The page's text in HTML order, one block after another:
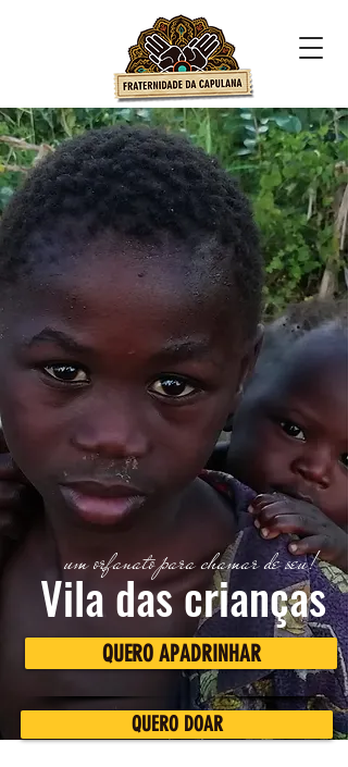
um orfanato para chamar de seu!
Vila das crianças
QUERO APADRINHAR
QUERO DOAR